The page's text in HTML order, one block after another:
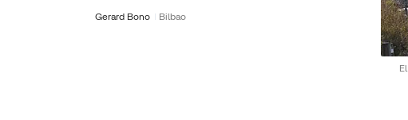
Gerard Bono Bilbao